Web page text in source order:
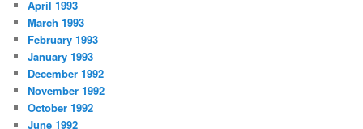
April 1993
March 1993
February 1993
January 1993
December 1992
November 1992
October 1992
June 1992